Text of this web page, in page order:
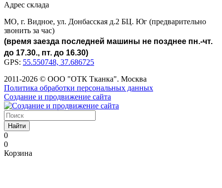
Адрес склада
МО, г. Видное, ул. Донбасская д.2 БЦ. Юг (предварительно
звонить за час)
(время заезда последней машины не позднее пн.-чт.
до 17.30., пт. до 16.30)
GPS: 55.550748, 37.686725
2011-2026 © ООО "ОТК Тканка". Москва
Политика обработки персональных данных
Создание и продвижение сайта
Найти
0
0
Корзина